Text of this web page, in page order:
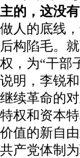
主的，这没有
做人的底线
后构陷毛。
权，为“干部
说明，李锐
继续革命的
特权和资本
价值的新自
共产党体制